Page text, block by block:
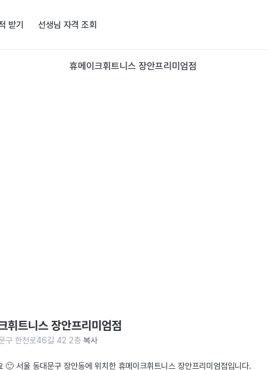
받기 선생님 자격 조회
휴메이크휘트니스 장안프리미엄점
휘트니스 장안프리미엄점
구 한천로46길 42 2층 복사
🙂 서울 동대문구 장안동에 위치한 휴메이크휘트니스 장안프리미엄점입니다.